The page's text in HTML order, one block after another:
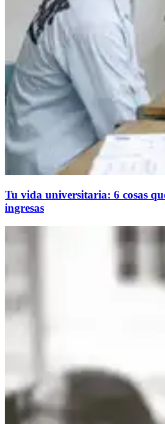
Tu vida universitaria: 6 cosas
ingresas